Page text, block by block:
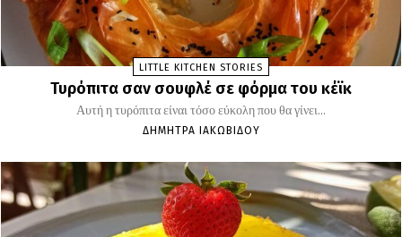
LITTLE KITCHEN STORIES
Τυρόπιτα σαν σουφλέ σε φόρμα του κέϊκ
Αυτή η τυρόπιτα είναι τόσο εύκολη που θα γίνει...
ΔΉΜΗΤΡΑ ΙΑΚΩΒΊΔΟΥ